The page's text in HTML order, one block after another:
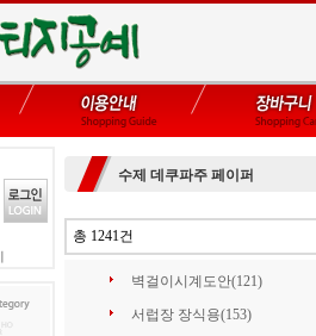
수제 데쿠파주 페이퍼
총 1241건
벽걸이시계도안(121)
서럽장 장식용(153)